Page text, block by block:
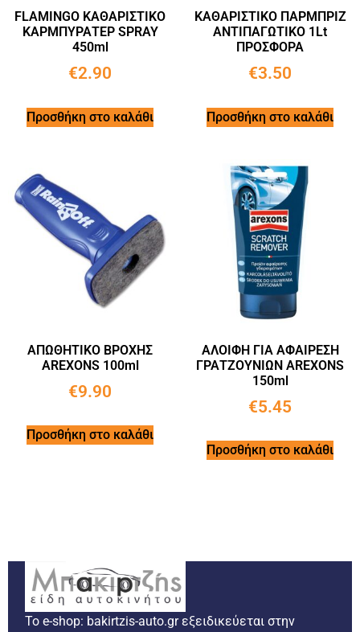
FLAMINGO ΚΑΘΑΡΙΣΤΙΚΟ
ΚΑΡΜΠΥΡΑΤΕΡ SPRAY
450ml
€2.90
Προσθήκη στο καλάθι
ΚΑΘΑΡΙΣΤΙΚΟ ΠΑΡΜΠΡΙΖ
ΑΝΤΙΠΑΓΩΤΙΚΟ 1Lt
ΠΡΟΣΦΟΡΑ
€3.50
Προσθήκη στο καλάθι
ΑΠΩΘΗΤΙΚΟ ΒΡΟΧΗΣ
AREXONS 100ml
€9.90
Προσθήκη στο καλάθι
ΑΛΟΙΦΗ ΓΙΑ ΑΦΑΙΡΕΣΗ
ΓΡΑΤΖΟΥΝΙΩΝ AREXONS
150ml
€5.45
Προσθήκη στο καλάθι
Το e-shop: bakirtzis-auto.gr εξειδικεύεται στην